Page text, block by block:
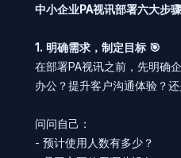
中小企业PA视讯部署六大步
1. 明确需求，制定目标 🎯
在部署PA视讯之前，先明确
办公？提升客户沟通体验？
问问自己：
- 预计使用人数有多少？